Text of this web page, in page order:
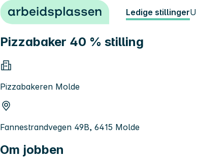
Hopp til innhold Ledige stillinger
Pizzabaker 40 % stilling
Pizzabakeren Molde
Fannestrandvegen 49B, 6415 Molde
Om jobben